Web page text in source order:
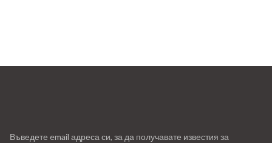
Въведете email адреса си, за да получавате известия за